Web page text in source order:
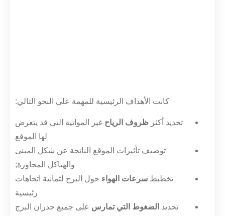
كانت الأهداف الرئيسية للمهمة على النحو التالي:
تحديد أكثرظروف الرياحغير المواتية التي قد يتعرض
لها الموقع
توصيف تأثيرات الموقع الناتجة عن شكل المبنى
والهياكل المجاورة;
تخطيطسرعات الهواءحول البرج لثمانية اتجاهات
رئيسية
تحديدالضغوط التي تمارسعلى جميع جدران البرج